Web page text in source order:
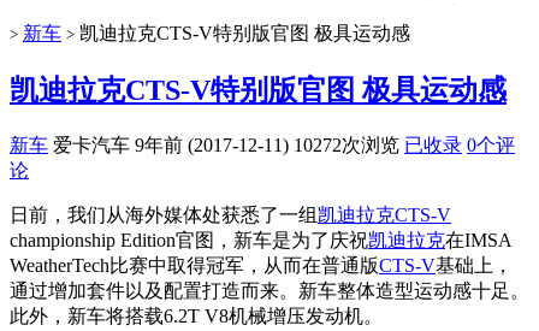
> 新车 > 凯迪拉克CTS-V特别版官图 极具运动感
凯迪拉克CTS-V特别版官图 极具运动感
新车 爱卡汽车 9年前 (2017-12-11) 10272次浏览 已收录 0个评
论
日前，我们从海外媒体处获悉了一组凯迪拉克CTS-V
championship Edition官图，新车是为了庆祝凯迪拉克在IMSA
WeatherTech比赛中取得冠军，从而在普通版CTS-V基础上，
通过增加套件以及配置打造而来。新车整体造型运动感十足。
此外，新车将搭载6.2T V8机械增压发动机。